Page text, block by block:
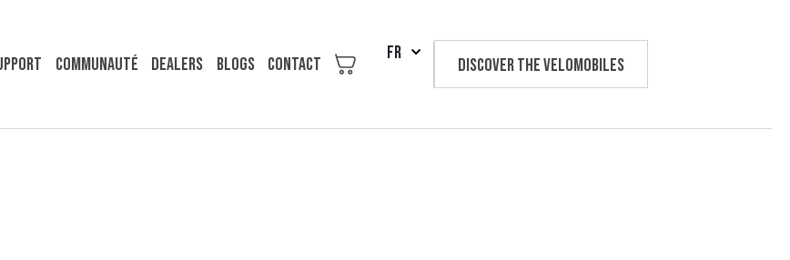
COMMUNAUTÉ Dealers Blogs Contact
FR
Discover the velomobiles